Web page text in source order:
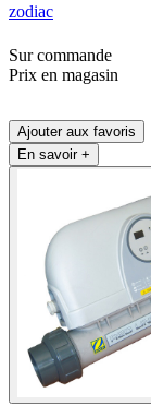
zodiac
Sur commande
Prix en magasin
Ajouter aux favoris
En savoir +